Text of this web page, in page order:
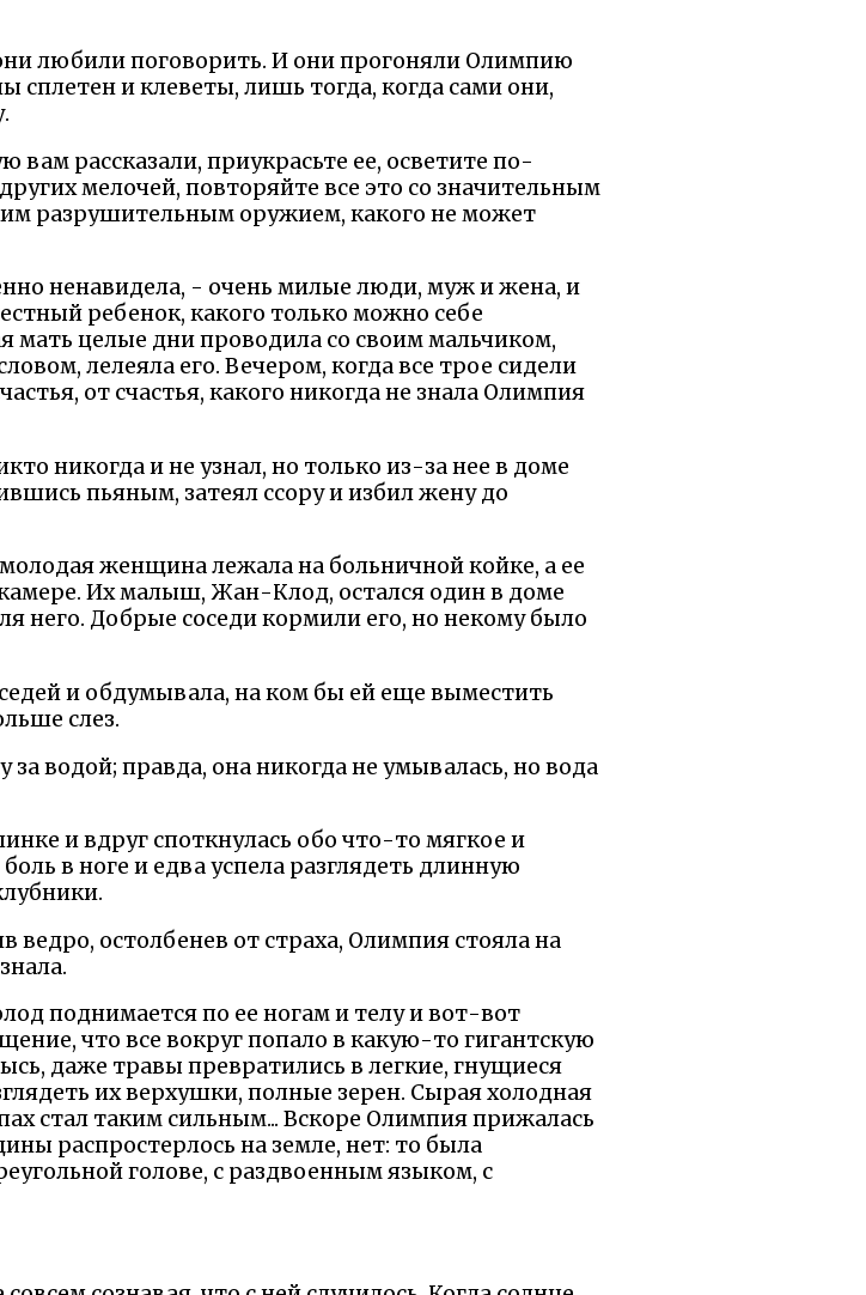
любили поговорить. И они прогоняли Олимпию
и клеветы, лишь тогда, когда сами они,
рассказали, приукрасьте ее, осветите по-
мелочей, повторяйте все это со значительным
разрушительным оружием, какого не может
ненавидела, - очень милые люди, муж и жена, и
ребенок, какого только можно себе
мать целые дни проводила со своим мальчиком,
лелеяла его. Вечером, когда все трое сидели
от счастья, какого никогда не знала Олимпия
никогда и не узнал, но только из-за нее в доме
пьяным, затеял ссору и избил жену до
женщина лежала на больничной койке, а ее
Их малыш, Жан-Клод, остался один в доме
него. Добрые соседи кормили его, но некому было
и обдумывала, на ком бы ей еще выместить
слез.
водой; правда, она никогда не умывалась, но вода
и вдруг споткнулась обо что-то мягкое и
в ноге и едва успела разглядеть длинную
остолбенев от страха, Олимпия стояла на
поднимается по ее ногам и телу и вот-вот
что все вокруг попало в какую-то гигантскую
даже травы превратились в легкие, гнущиеся
их верхушки, полные зерен. Сырая холодная
стал таким сильным... Вскоре Олимпия прижалась
распростерлось на земле, нет: то была
голове, с раздвоенным языком, с